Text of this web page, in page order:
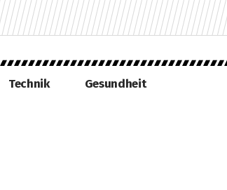
Technik Gesundheit